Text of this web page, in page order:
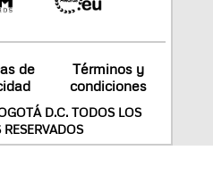
de
Términos y
condiciones
D.C. TODOS LOS